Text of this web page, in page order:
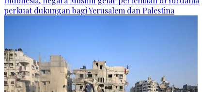
perkuat dukungan bagi Yerusalem dan Palestina